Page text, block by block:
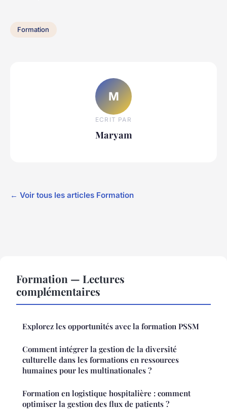
Formation
M
ECRIT PAR
Maryam
← Voir tous les articles Formation
Formation — Lectures
complémentaires
Explorez les opportunités avec la formation PSSM
Comment intégrer la gestion de la diversité
culturelle dans les formations en ressources
humaines pour les multinationales ?
Formation en logistique hospitalière : comment
optimiser la gestion des flux de patients ?